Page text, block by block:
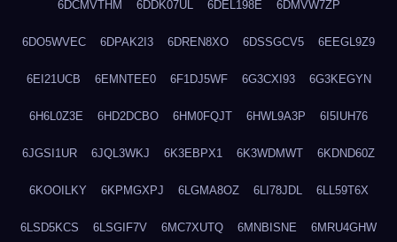
6DCMVTHM 6DDK07UL 6DEL198E 6DMVW7ZP
6DO5WVEC 6DPAK2I3 6DREN8XO 6DSSGCV5 6EEGL9Z9
6EI21UCB 6EMNTEE0 6F1DJ5WF 6G3CXI93 6G3KEGYN
6H6L0Z3E 6HD2DCBO 6HM0FQJT 6HWL9A3P 6I5IUH76
6JGSI1UR 6JQL3WKJ 6K3EBPX1 6K3WDMWT 6KDND60Z
6KOOILKY 6KPMGXPJ 6LGMA8OZ 6LI78JDL 6LL59T6X
6LSD5KCS 6LSGIF7V 6MC7XUTQ 6MNBISNE 6MRU4GHW